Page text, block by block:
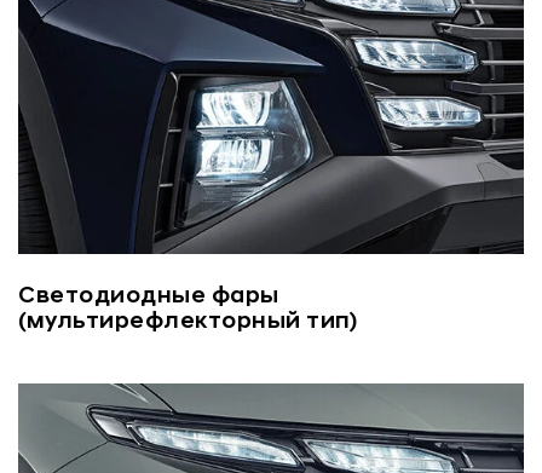
Светодиодные фары
(мультирефлекторный тип)